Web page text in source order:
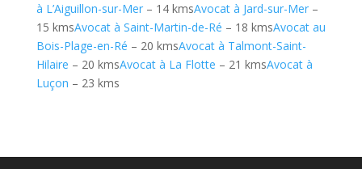
à L’Aiguillon-sur-Mer– 14 kmsAvocat à Jard-sur-Mer–
15 kmsAvocat à Saint-Martin-de-Ré – 18 kmsAvocat au
Bois-Plage-en-Ré – 20 kmsAvocat à Talmont-Saint-
Hilaire – 20 kmsAvocat à La Flotte – 21 kmsAvocat à
Luçon – 23 kms